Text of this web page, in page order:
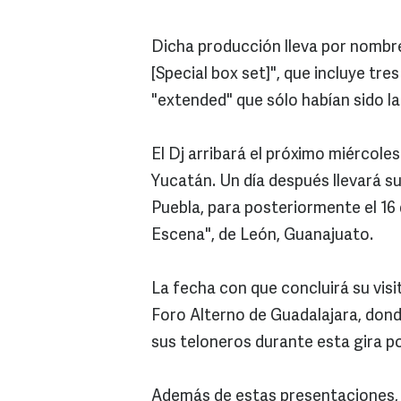
Dicha producción lleva por
[Special box set]", que incluye
"extended" que sólo habían sido
El Dj arribará el próximo
Yucatán. Un día después llevará
Puebla, para posteriormente el
Escena", de León, Guanajuato.
La fecha con que concluirá su
Foro Alterno de Guadalajara,
sus teloneros durante esta gira
Además de estas